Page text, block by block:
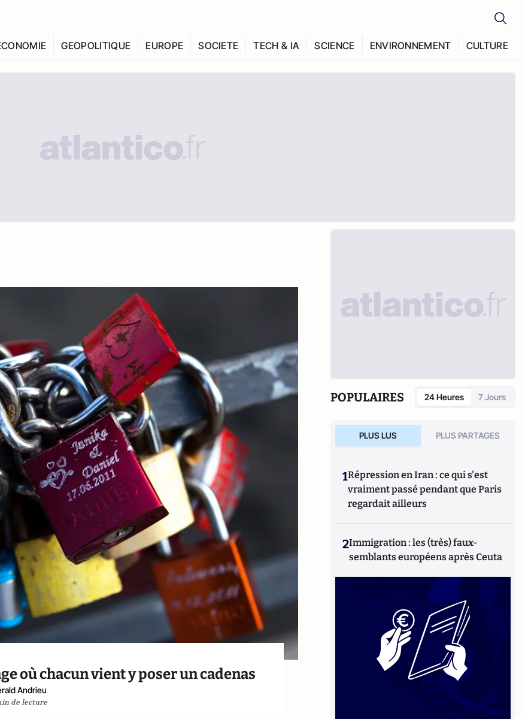
GEOPOLITIQUE EUROPE SOCIETE TECH & IA SCIENCE ENVIRONNEMENT CULTURE
où chacun vient y poser un cadenas
Andrieu
de lecture
POPULAIRES 24 Heures 7 Jours
PLUS LUS PLUS PARTAGES
1Répression en Iran : ce qui s'est
vraiment passé pendant que Paris
regardait ailleurs
2Immigration : les (très) faux-
semblants européens après Ceuta